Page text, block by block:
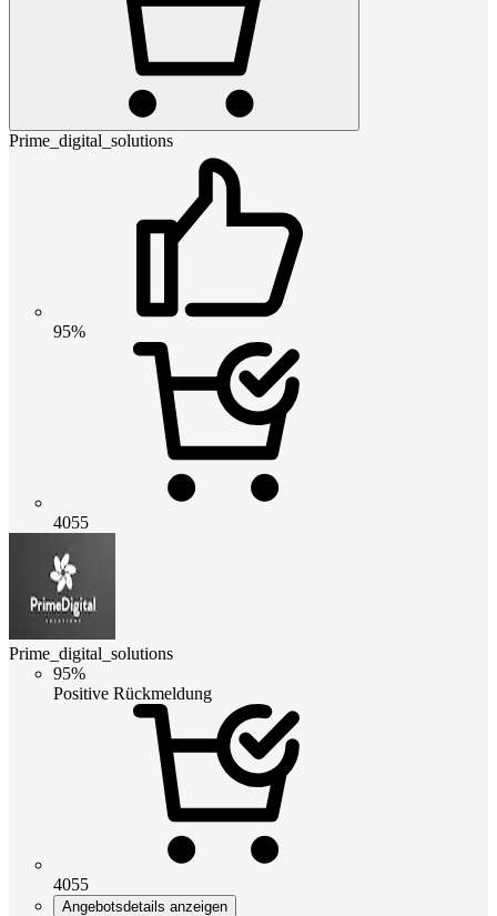
Prime_digital_solutions
95%
4055
Prime_digital_solutions
95%
Positive Rückmeldung
4055
Angebotsdetails anzeigen